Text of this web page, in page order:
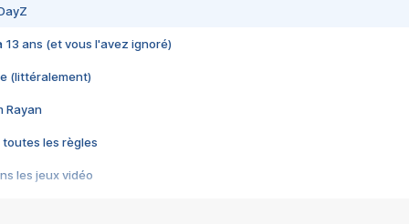
13 ans (et vous l'avez ignoré)
(littéralement)
Rayan
toutes les règles
les jeux vidéo